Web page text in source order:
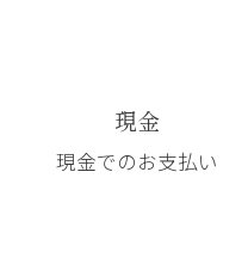
現金
現金でのお支払い